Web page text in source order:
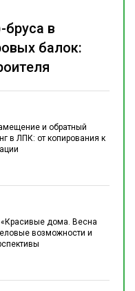
и обратный
в ЛПК: от копирования к
«Красивые дома. Весна
возможности и
в
балок: